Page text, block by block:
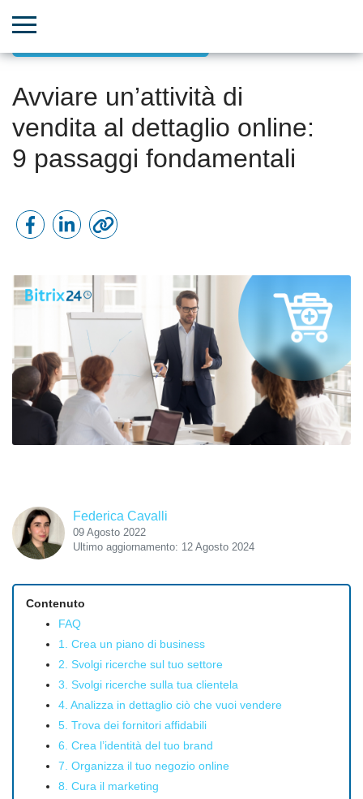
Avviare un’attività di
vendita al dettaglio online:
9 passaggi fondamentali
Federica Cavalli
09 Agosto 2022
Ultimo aggiornamento: 12 Agosto 2024
Contenuto
FAQ
1. Crea un piano di business
2. Svolgi ricerche sul tuo settore
3. Svolgi ricerche sulla tua clientela
4. Analizza in dettaglio ciò che vuoi vendere
5. Trova dei fornitori affidabili
6. Crea l’identità del tuo brand
7. Organizza il tuo negozio online
8. Cura il marketing